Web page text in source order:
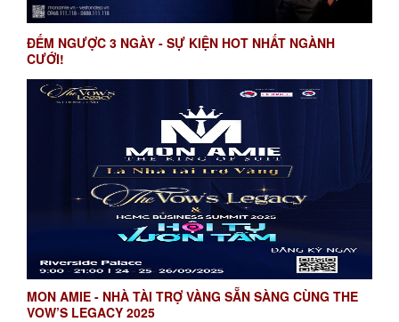
ĐẾM NGƯỢC 3 NGÀY - SỰ KIỆN HOT NHẤT NGÀNH
CƯỚI!
MON AMIE - NHÀ TÀI TRỢ VÀNG SẴN SÀNG CÙNG THE
VOW’S LEGACY 2025